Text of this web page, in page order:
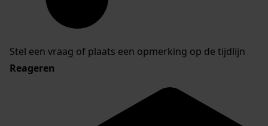
Stel een vraag of plaats een opmerking op de tijdlijn
Reageren